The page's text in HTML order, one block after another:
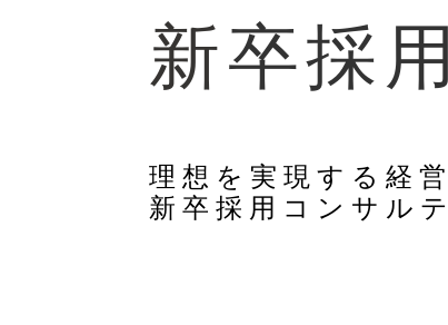
新卒採 用
理想を実現する経
新卒採用コンサル